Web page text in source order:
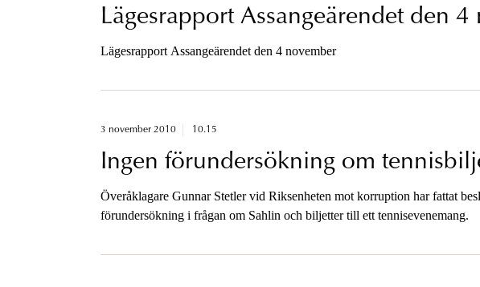
Lägesrapport Assangeärendet den 4
Lägesrapport Assangeärendet den 4 november
3 november 2010 10.15
Ingen förundersökning om
Överåklagare Gunnar Stetler vid Riksenheten mot korruption har fattat
förundersökning i frågan om Sahlin och biljetter till ett tennisevenemang.